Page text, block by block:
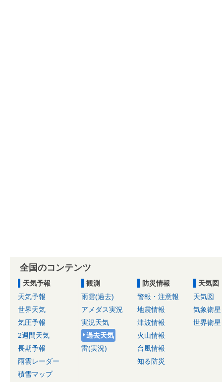
全国のコンテンツ
天気予報
天気予報
世界天気
気圧予報
2週間天気
長期予報
雨雲レーダー
積雪マップ
観測
雨雲(過去)
アメダス実況
実況天気
過去天気
雷(実況)
防災情報
警報・注意報
地震情報
津波情報
火山情報
台風情報
知る防災
天気図
天気図
気象衛星
世界衛星